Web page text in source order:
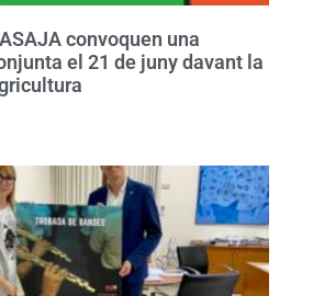
convoquen una
el 21 de juny davant la